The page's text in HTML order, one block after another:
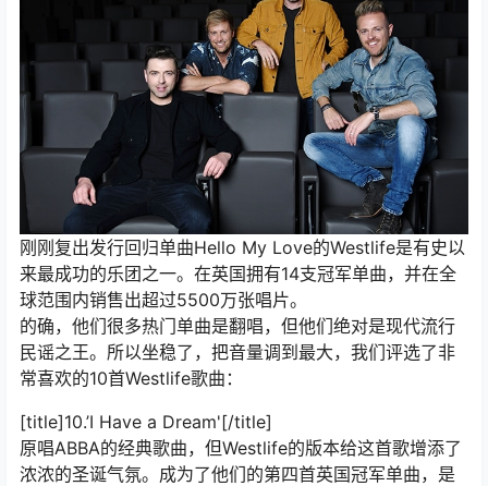
刚刚复出发行回归单曲Hello My Love的Westlife是有史以
来最成功的乐团之一。在英国拥有14支冠军单曲，并在全
球范围内销售出超过5500万张唱片。
的确，他们很多热门单曲是翻唱，但他们绝对是现代流行
民谣之王。所以坐稳了，把音量调到最大，我们评选了非
常喜欢的10首Westlife歌曲：
[title]10.’I Have a Dream'[/title]
原唱ABBA的经典歌曲，但Westlife的版本给这首歌增添了
浓浓的圣诞气氛。成为了他们的第四首英国冠军单曲，是